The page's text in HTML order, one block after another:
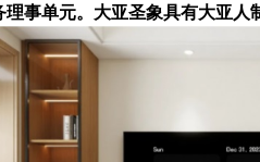
事单元。大亚圣象具有大亚